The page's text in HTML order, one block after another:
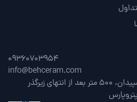
09360703954
info@behceram.com
فارس، شیراز، جاده شیراز سپیدان، 500 متر بعد از انتهای زیرگذر